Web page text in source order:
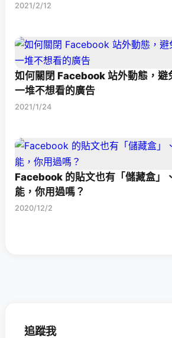
2021/2/12
如何關閉 Facebook 站外動態，避
一堆不想看的廣告
2021/1/24
Facebook 的貼文也有「儲藏盒」
能，你用過嗎？
2020/12/2
追蹤我